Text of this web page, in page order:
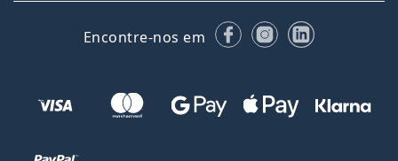
Encontre-nos em FacebookInstagram
LinkedIn